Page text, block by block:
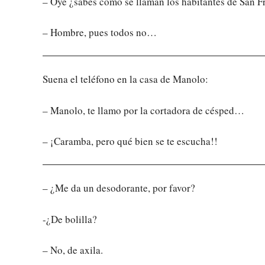
– Hombre, pues todos no…
Suena el teléfono en la casa de Manolo:
– Manolo, te llamo por la cortadora de césped…
– ¡Caramba, pero qué bien se te escucha!!
– ¿Me da un desodorante, por favor?
-¿De bolilla?
– No, de axila.